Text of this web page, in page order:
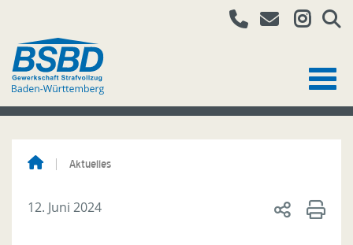
Aktuelles
12. Juni 2024